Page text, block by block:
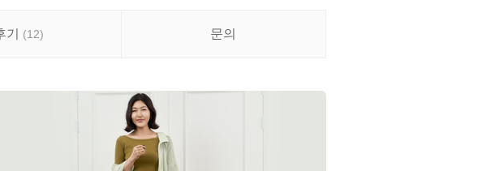
기 (12) 문의